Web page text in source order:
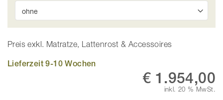
Preis exkl. Matratze, Lattenrost & Accessoires
Lieferzeit 9-10 Wochen
€ 1.954,00
inkl. 20 % MwSt.